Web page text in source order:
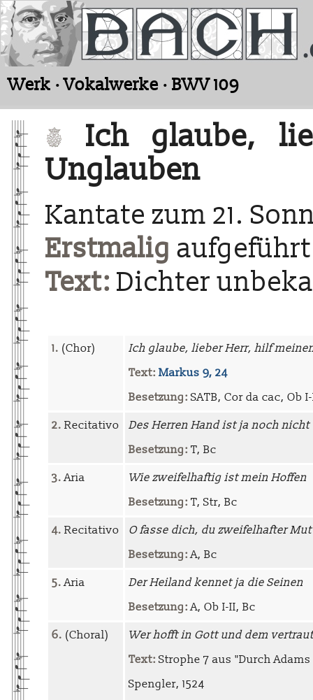
Werk · Vokalwerke · BWV 109
Ich glaube,
Unglauben
Kantate zum 21.
Erstmalig aufgeführt
Text: Dichter
1. (Chor)
Ich glaube, lieber Herr, hilf
Text: Markus 9, 24
Besetzung: SATB, Cor da cac, Ob
2. Recitativo
Des Herren Hand ist ja noch
Besetzung: T, Bc
3.Aria
Wie zweifelhaftig ist mein Hoffen
Besetzung: T, Str, Bc
4. Recitativo
O fasse dich, du zweifelhafter Mut
Besetzung:A, Bc
5.Aria
Der Heiland kennet ja die Seinen
Besetzung:A, Ob I-II, Bc
6. (Choral)
Wer hofft in Gott und dem vertraut
Text: Strophe 7 aus "Durch
Spengler, 1524